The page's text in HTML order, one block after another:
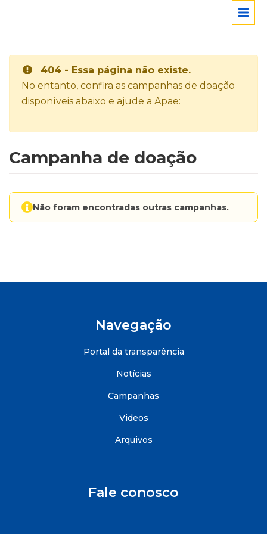
404 - Essa página não existe.
No entanto, confira as campanhas de doação
disponíveis abaixo e ajude a Apae:
Campanha de doação
Não foram encontradas outras campanhas.
Navegação
Portal da transparência
Notícias
Campanhas
Videos
Arquivos
Fale conosco